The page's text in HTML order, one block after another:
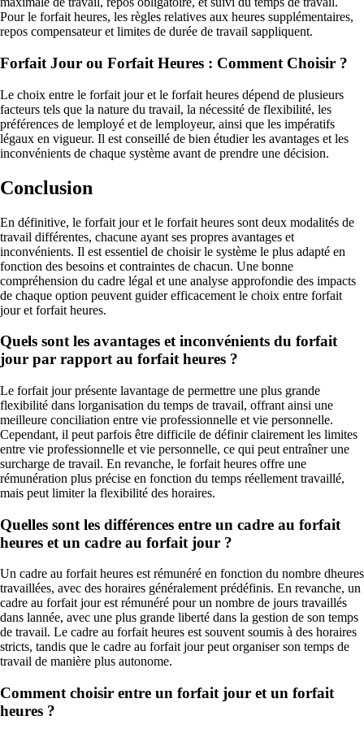
Pour le forfait heures, les règles relatives aux heures supplémentaires,
repos compensateur et limites de durée de travail sappliquent.
Forfait Jour ou Forfait Heures : Comment Choisir ?
Le choix entre le forfait jour et le forfait heures dépend de plusieurs
facteurs tels que la nature du travail, la nécessité de flexibilité, les
préférences de lemployé et de lemployeur, ainsi que les impératifs
légaux en vigueur. Il est conseillé de bien étudier les avantages et les
inconvénients de chaque système avant de prendre une décision.
Conclusion
En définitive, le forfait jour et le forfait heures sont deux modalités de
travail différentes, chacune ayant ses propres avantages et
inconvénients. Il est essentiel de choisir le système le plus adapté en
fonction des besoins et contraintes de chacun. Une bonne
compréhension du cadre légal et une analyse approfondie des impacts
de chaque option peuvent guider efficacement le choix entre forfait
jour et forfait heures.
Quels sont les avantages et inconvénients du forfait
jour par rapport au forfait heures ?
Le forfait jour présente lavantage de permettre une plus grande
flexibilité dans lorganisation du temps de travail, offrant ainsi une
meilleure conciliation entre vie professionnelle et vie personnelle.
Cependant, il peut parfois être difficile de définir clairement les limites
entre vie professionnelle et vie personnelle, ce qui peut entraîner une
surcharge de travail. En revanche, le forfait heures offre une
rémunération plus précise en fonction du temps réellement travaillé,
mais peut limiter la flexibilité des horaires.
Quelles sont les différences entre un cadre au forfait
heures et un cadre au forfait jour ?
Un cadre au forfait heures est rémunéré en fonction du nombre dheures
travaillées, avec des horaires généralement prédéfinis. En revanche, un
cadre au forfait jour est rémunéré pour un nombre de jours travaillés
dans lannée, avec une plus grande liberté dans la gestion de son temps
de travail. Le cadre au forfait heures est souvent soumis à des horaires
stricts, tandis que le cadre au forfait jour peut organiser son temps de
travail de manière plus autonome.
Comment choisir entre un forfait jour et un forfait
heures ?